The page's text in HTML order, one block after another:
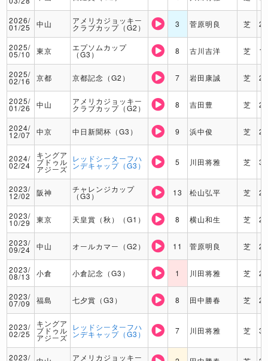
2026/
01/25 中山 アメリカジョッキー
クラブカップ（G2） 3 菅原明良 芝
2025/
05/10 東京 エプソムカップ
（G3） 8 古川吉洋 芝
2025/
02/16 京都 京都記念（G2） 7 岩田康誠 芝
2025/
01/26 中山 アメリカジョッキー
クラブカップ（G2） 8 吉田豊 芝
2024/
12/07 中京 中日新聞杯（G3） 9 浜中俊 芝
2024/
02/24
キングア
ブドゥル
アジーズ
レッドシーターフハ
ンデキャップ（G3） 5 川田将雅 芝
2023/
12/02 阪神 チャレンジカップ
（G3） 13 松山弘平 芝
2023/
10/29 東京 天皇賞（秋）（G1） 8 横山和生 芝
2023/
09/24 中山 オールカマー（G2） 11 菅原明良 芝
2023/
08/13 小倉 小倉記念（G3） 1 川田将雅 芝
2023/
07/09 福島 七夕賞（G3） 8 田中勝春 芝
2023/
02/25
キングア
ブドゥル
アジーズ
レッドシーターフハ
ンデキャップ（G3） 7 川田将雅 芝
2023/ アメリカジョッキー